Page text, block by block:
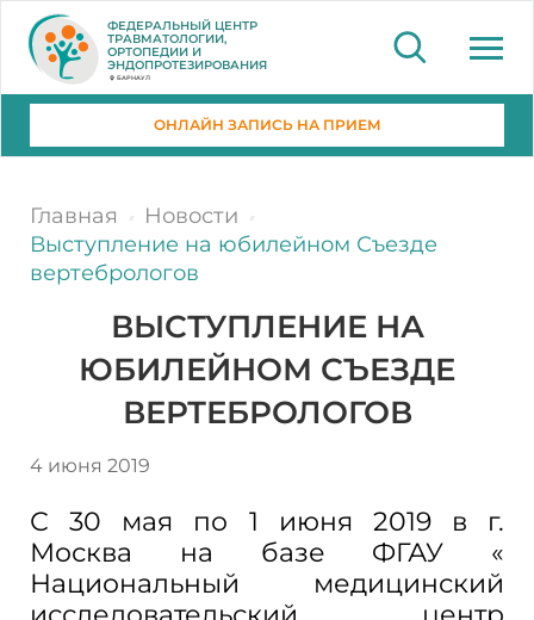
ФЕДЕРАЛЬНЫЙ ЦЕНТР
ТРАВМАТОЛОГИИ,
ОРТОПЕДИИ И
ЭНДОПРОТЕЗИРОВАНИЯ
БАРНАУЛ
ОНЛАЙН ЗАПИСЬ НА ПРИЕМ
Главная
Новости
Выступление на юбилейном Съезде
вертебрологов
ВЫСТУПЛЕНИЕ НА
ЮБИЛЕЙНОМ СЪЕЗДЕ
ВЕРТЕБРОЛОГОВ
4 июня 2019
С 30 мая по 1 июня 2019 в г.
Москва на базе ФГАУ «
Национальный медицинский